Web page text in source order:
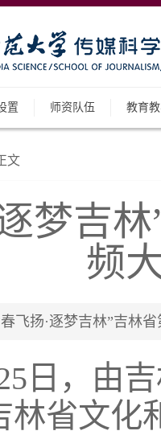
置 师资队伍 教育
文
梦吉
频
春飞扬·逐梦吉林”吉林
日，由
林省文化